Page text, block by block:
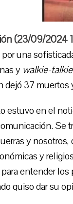
(23/09/2024
una
y walkie-
dejó 37
estuvo en el
Se
y
y
entender los
quiso dar su